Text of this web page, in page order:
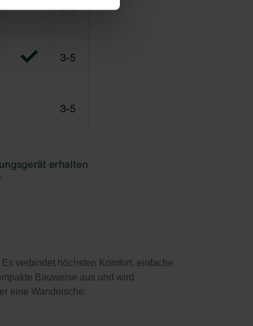
verbindet höchsten Komfort, einfache
Bauweise aus und wird
eine Wandnische.